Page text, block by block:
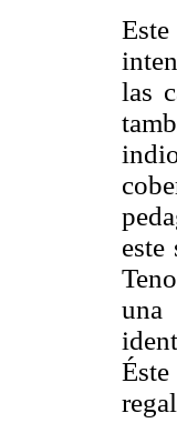
las
una